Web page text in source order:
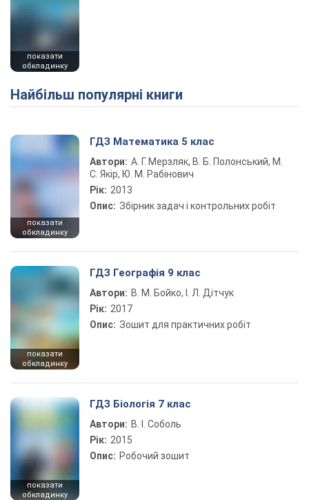
показати
обкладинку
Найбільш популярні книги
показати
обкладинку
ГДЗ Математика 5 клас
Автори: А. Г. Мерзляк, В. Б. Полонський, М.
С. Якір, Ю. М. Рабінович
Рік: 2013
Опис: Збірник задач і контрольних робіт
показати
обкладинку
ГДЗ Географія 9 клас
Автори: В. М. Бойко, І. Л. Дітчук
Рік: 2017
Опис: Зошит для практичних робіт
показати
обкладинку
ГДЗ Біологія 7 клас
Автори: В. І. Соболь
Рік: 2015
Опис: Робочий зошит